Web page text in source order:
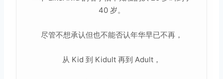
40 岁。
尽管不想承认但也不能否认年华早已不再，
从 Kid 到 Kidult 再到 Adult，